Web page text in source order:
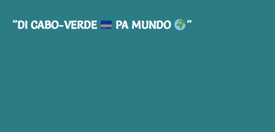
"DI CABO-VERDE PA MUNDO "